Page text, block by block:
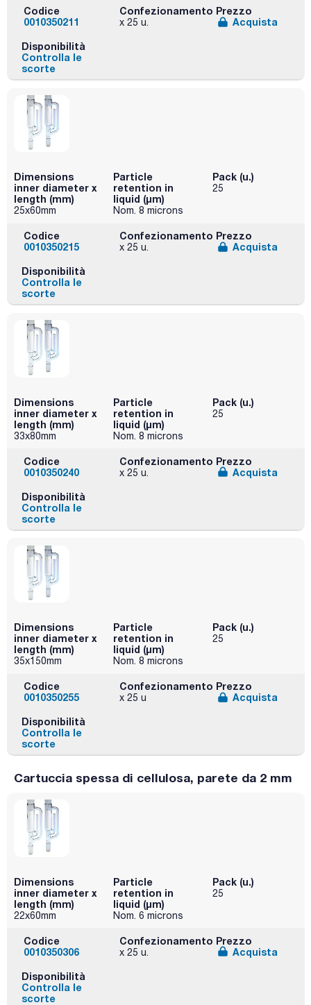
Codice
0010350211
Confezionamento
x 25 u.
Prezzo
Acquista
Disponibilità
Controlla le
scorte
Dimensions
inner diameter x
length (mm)
25x60mm
Particle
retention in
liquid (μm)
Nom. 8 microns
Pack (u.)
25
Codice
0010350215
Confezionamento
x 25 u.
Prezzo
Acquista
Disponibilità
Controlla le
scorte
Dimensions
inner diameter x
length (mm)
33x80mm
Particle
retention in
liquid (μm)
Nom. 8 microns
Pack (u.)
25
Codice
0010350240
Confezionamento
x 25 u.
Prezzo
Acquista
Disponibilità
Controlla le
scorte
Dimensions
inner diameter x
length (mm)
35x150mm
Particle
retention in
liquid (μm)
Nom. 8 microns
Pack (u.)
25
Codice
0010350255
Confezionamento
x 25 u
Prezzo
Acquista
Disponibilità
Controlla le
scorte
Cartuccia spessa di cellulosa, parete da 2 mm
Dimensions
inner diameter x
length (mm)
22x60mm
Particle
retention in
liquid (μm)
Nom. 6 microns
Pack (u.)
25
Codice
0010350306
Confezionamento
x 25 u.
Prezzo
Acquista
Disponibilità
Controlla le
scorte